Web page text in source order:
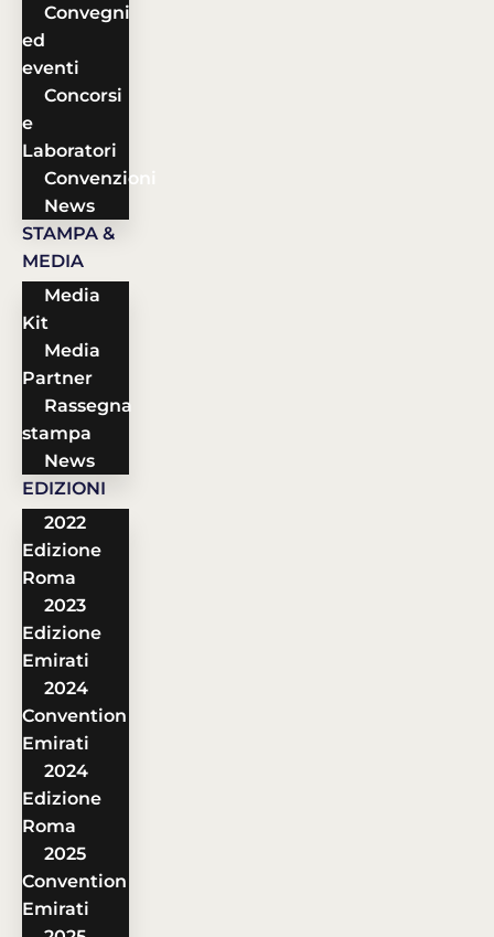
Convegni
ed
eventi
Concorsi
e
Laboratori
Convenzioni
News
STAMPA &
MEDIA
Media
Kit
Media
Partner
Rassegna
stampa
News
EDIZIONI
2022
Edizione
Roma
2023
Edizione
Emirati
2024
Convention
Emirati
2024
Edizione
Roma
2025
Convention
Emirati